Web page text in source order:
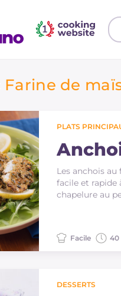
Farine de
PLATS
Les anchois
facile et rapide
chapelure au
Facile 40
DESSERTS